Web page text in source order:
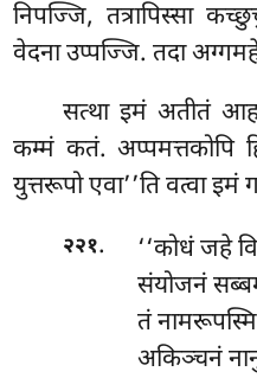
निपज्जि, तत्रापिस्सा
वेदना उप्पज्जि. तदा
सत्था इमं अतीतं
कम्मं कतं. अप्पमत्तकोपि
युत्तरूपो एवा’’ति वत्वा इमं
२२१.
‘‘कोधं जहे
संयोजनं
तं
अकिञ्चनं